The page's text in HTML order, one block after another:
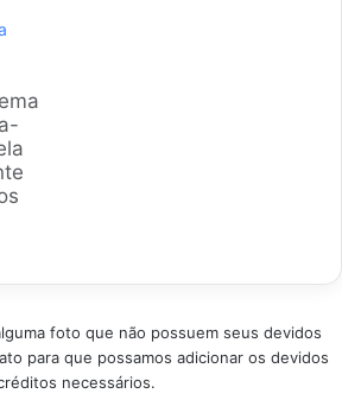
sandália Anabela?…
foto que não possuem seus devidos
para que possamos adicionar os devidos
necessários.